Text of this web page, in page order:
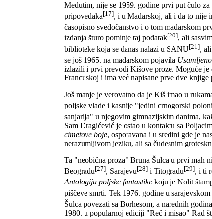
Međutim, nije se 1959. godine prvi put čulo
pripovedaka[17], i u Mađarskoj, ali i da to nije
časopisno svedočanstvo i o tom mađarskom
izdanja šturo pominje taj podatak[20], ali
biblioteke koja se danas nalazi u SANU[21],
se još 1965. na mađarskom pojavila
izlazili i prvi prevodi Kišove proze. Moguće je
Francuskoj i ima već napisane prve dve knjige
Još manje je verovatno da je Kiš imao u
poljske vlade i kasnije "jedini crnogorski
sanjarija" u njegovim gimnazijskim danima,
Sam Dragićević je ostao u kontaktu sa
cimetove boje, osporavana i u sredini gde je
nerazumljivom jeziku, ali sa čudesnim
Ta "neobična proza" Bruna Šulca u prvi mah
Beogradu[27], Sarajevu[28] i Titogradu[29], i ti
Antologiju poljske fantastike koju je Nolit
piščeve smrti. Tek 1976. godine u
Šulca povezati sa Borhesom, a narednih
1980. u popularnoj ediciji "Reč i misao" Rad